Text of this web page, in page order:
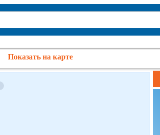
Показать на карте